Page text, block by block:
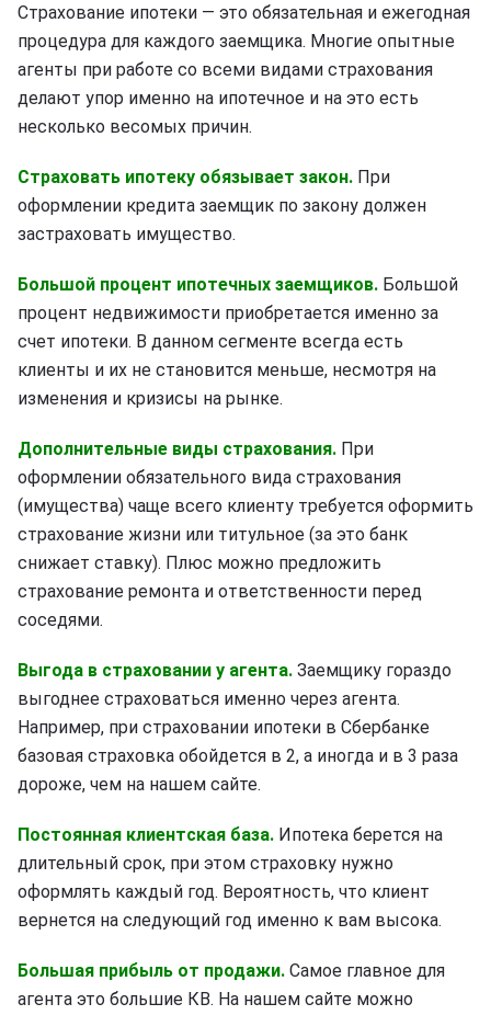
Страхование ипотеки — это обязательная и ежегодная
процедура для каждого заемщика. Многие опытные
агенты при работе со всеми видами страхования
делают упор именно на ипотечное и на это есть
несколько весомых причин.
Страховать ипотеку обязывает закон. При
оформлении кредита заемщик по закону должен
застраховать имущество.
Большой процент ипотечных заемщиков. Большой
процент недвижимости приобретается именно за
счет ипотеки. В данном сегменте всегда есть
клиенты и их не становится меньше, несмотря на
изменения и кризисы на рынке.
Дополнительные виды страхования. При
оформлении обязательного вида страхования
(имущества) чаще всего клиенту требуется оформить
страхование жизни или титульное (за это банк
снижает ставку). Плюс можно предложить
страхование ремонта и ответственности перед
соседями.
Выгода в страховании у агента. Заемщику гораздо
выгоднее страховаться именно через агента.
Например, при страховании ипотеки в Сбербанке
базовая страховка обойдется в 2, а иногда и в 3 раза
дороже, чем на нашем сайте.
Постоянная клиентская база. Ипотека берется на
длительный срок, при этом страховку нужно
оформлять каждый год. Вероятность, что клиент
вернется на следующий год именно к вам высока.
Большая прибыль от продажи. Самое главное для
агента это большие КВ. На нашем сайте можно